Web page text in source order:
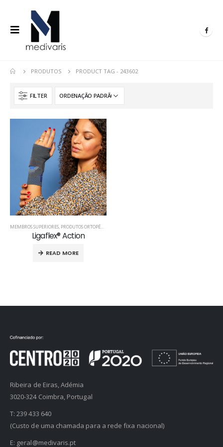
PRODUTOS PRODUCT TAG - 243602
FILTER
MEMBROS SUPERIORES, PRODUTOS ORTOPÉDICOS
Ligaflex® Action
READ MORE
Ribeira de Eiras, Adémia
3020-324 Coimbra, Portugal
T:239 433 640
(Custo de uma chamada para a rede fixa nacional)
E: geral@medivaris.pt